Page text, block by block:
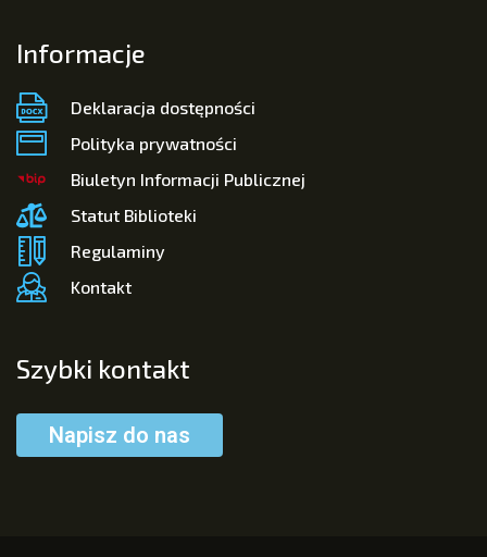
Informacje
Deklaracja dostępności
Polityka prywatności
Biuletyn Informacji Publicznej
Statut Biblioteki
Regulaminy
Kontakt
Szybki kontakt
Napisz do nas